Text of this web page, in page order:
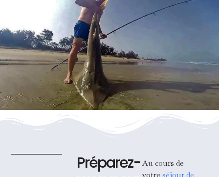
Préparez- Au cours de
votreséjour de